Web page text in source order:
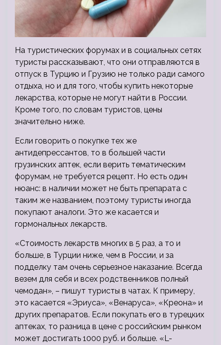
На туристических форумах и в социальных сетях
туристы рассказывают, что они отправляются в
отпуск в Турцию и Грузию не только ради самого
отдыха, но и для того, чтобы купить некоторые
лекарства, которые не могут найти в России.
Кроме того, по словам туристов, цены
значительно ниже.
Если говорить о покупке тех же
антидепрессантов, то в большей части
грузинских аптек, если верить тематическим
форумам, не требуется рецепт. Но есть один
нюанс: в наличии может не быть препарата с
таким же названием, поэтому туристы иногда
покупают аналоги. Это же касается и
гормональных лекарств.
«Стоимость лекарств многих в 5 раз, а то и
больше, в Турции ниже, чем в России, и за
подделку там очень серьезное наказание. Всегда
везем для себя и всех родственников полный
чемодан», – пишут туристы в чатах. К примеру,
это касается «Эриуса», «Венаруса», «Креона» и
других препаратов. Если покупать его в турецких
аптеках, то разница в цене с российским рынком
может достигать 1000 руб. и больше. «L-